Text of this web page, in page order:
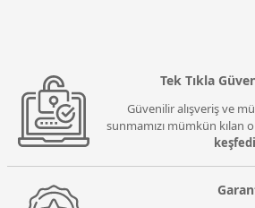
Tek Tıkla
Güvenilir alışveriş ve
sunmamızı mümkün kılan